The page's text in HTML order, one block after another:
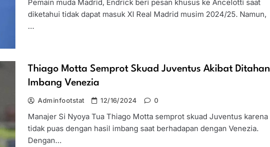
Pemain muda Madrid, Endrick beri pesan khusus ke Ancelotti saat
diketahui tidak dapat masuk XI Real Madrid musim 2024/25. Namun,
…
Thiago Motta Semprot Skuad Juventus Akibat Ditahan
Imbang Venezia
Adminfootstat 12/16/2024 0
Manajer Si Nyoya Tua Thiago Motta semprot skuad Juventus karena
tidak puas dengan hasil imbang saat berhadapan dengan Venezia.
Dengan…